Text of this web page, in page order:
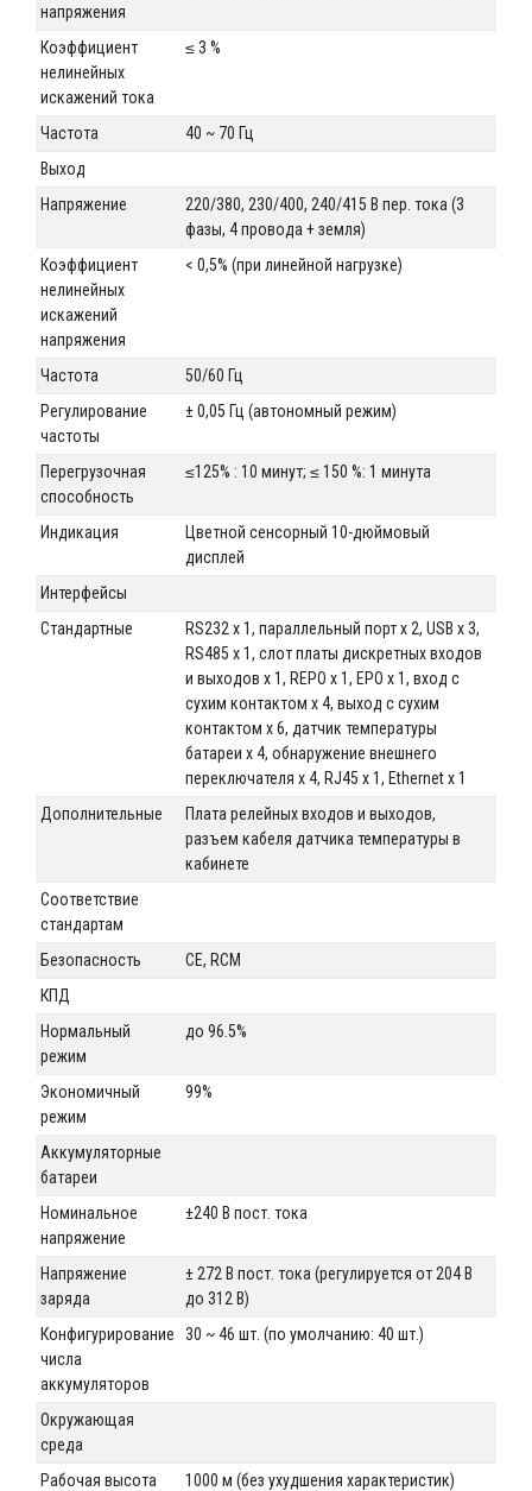
напряжения
Коэффициент
нелинейных
искажений тока
≤ 3 %
Частота
40 ~ 70 Гц
Выход
Напряжение
220/380, 230/400, 240/415 В пер. тока (3
фазы, 4 провода + земля)
Коэффициент
нелинейных
искажений
напряжения
< 0,5% (при линейной нагрузке)
Частота
50/60 Гц
Регулирование
частоты
± 0,05 Гц (автономный режим)
Перегрузочная
способность
≤125% : 10 минут; ≤ 150 %: 1 минута
Индикация
Цветной сенсорный 10-дюймовый
дисплей
Интерфейсы
Стандартные
RS232 x 1, параллельный порт x 2, USB x 3,
RS485 x 1, слот платы дискретных входов
и выходов x 1, REPO x 1, EPO x 1, вход с
сухим контактом x 4, выход с сухим
контактом x 6, датчик температуры
батареи x 4, обнаружение внешнего
переключателя x 4, RJ45 x 1, Ethernet x 1
Дополнительные
Плата релейных входов и выходов,
разъем кабеля датчика температуры в
кабинете
Соответствие
стандартам
Безопасность
CE, RCM
КПД
Нормальный
режим
до 96.5%
Экономичный
режим
99%
Аккумуляторные
батареи
Номинальное
напряжение
±240 В пост. тока
Напряжение
заряда
± 272 В пост. тока (регулируется от 204 В
до 312 В)
Конфигурирование
числа
аккумуляторов
30 ~ 46 шт. (по умолчанию: 40 шт.)
Окружающая
среда
Рабочая высота
1000 м (без ухудшения характеристик)